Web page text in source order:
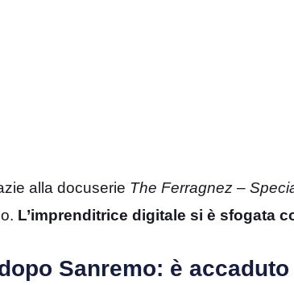
alla docuserie The Ferragnez –
L’imprenditrice digitale si è sfogata
Sanremo: è accaduto